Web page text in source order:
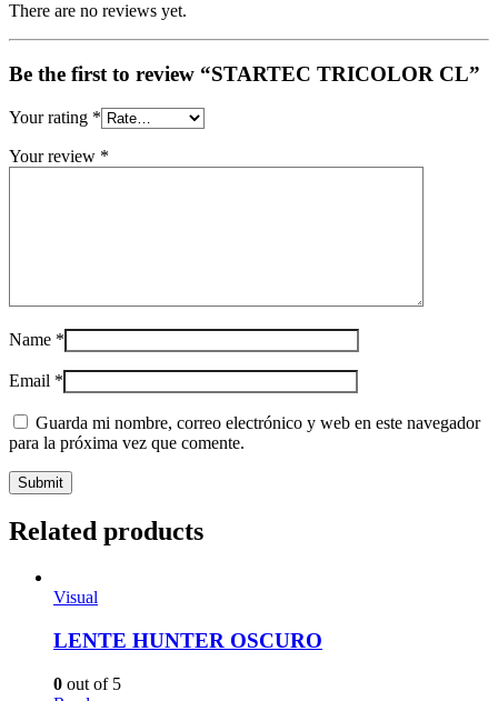
There are no reviews yet.
Be the first to review “STARTEC TRICOLOR CL”
Your rating *
Your review *
Name *
Email *
Guarda mi nombre, correo electrónico y web en este navegador
para la próxima vez que comente.
Related products
Visual
LENTE HUNTER OSCURO
0 out of 5